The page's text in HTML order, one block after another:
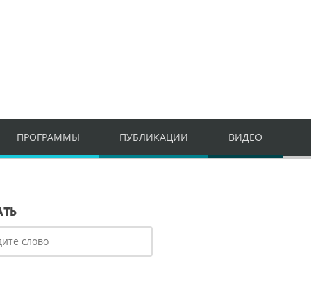
ПРОГРАММЫ ПУБЛИКАЦИИ ВИДЕО